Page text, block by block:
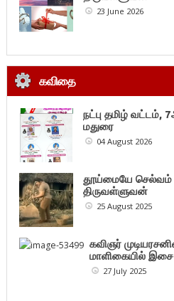
23 June 2026
கவிதை
நட்பு தமிழ் வட்டம்,
மதுரை
04 August 2026
தூய்மையே
திருவள்ளுவன்
25 August 2025
கவிஞர்
மாளிகையில்
27 July 2025